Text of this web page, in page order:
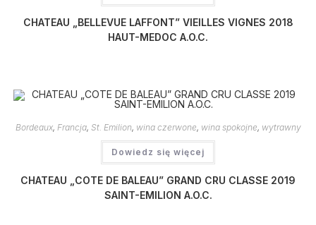
CHATEAU „BELLEVUE LAFFONT” VIEILLES VIGNES 2018
HAUT-MEDOC A.O.C.
Bordeaux, Francja, St. Emilion, wina czerwone, wina spokojne, wytrawny
Dowiedz się więcej
CHATEAU „COTE DE BALEAU” GRAND CRU CLASSE 2019
SAINT-EMILION A.O.C.